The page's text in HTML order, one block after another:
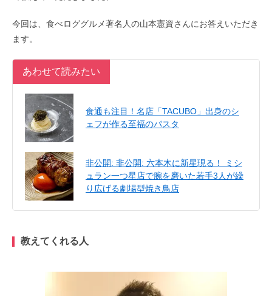
今回は、食べロググルメ著名人の山本憲資さんにお答えいただき
ます。
あわせて読みたい
食通も注目！名店「TACUBO」出身のシ
ェフが作る至福のパスタ
非公開: 非公開: 六本木に新星現る！ ミシ
ュラン一つ星店で腕を磨いた若手3人が繰
り広げる劇場型焼き鳥店
教えてくれる人